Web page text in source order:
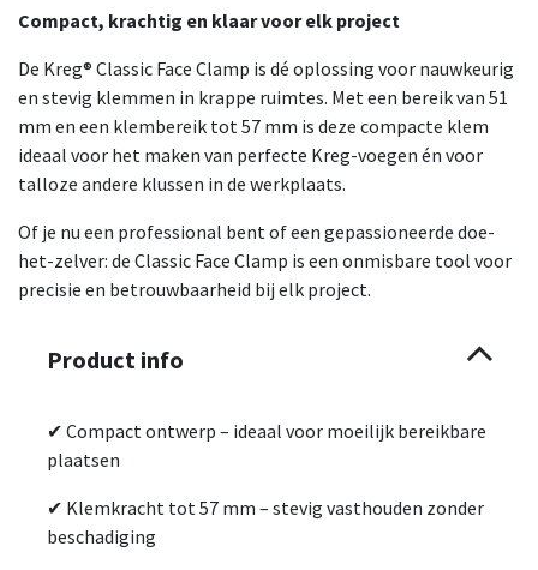
Compact, krachtig en klaar voor elk project
De Kreg® Classic Face Clamp is dé oplossing voor nauwkeurig
en stevig klemmen in krappe ruimtes. Met een bereik van 51
mm en een klembereik tot 57 mm is deze compacte klem
ideaal voor het maken van perfecte Kreg-voegen én voor
talloze andere klussen in de werkplaats.
Of je nu een professional bent of een gepassioneerde doe-
het-zelver: de Classic Face Clamp is een onmisbare tool voor
precisie en betrouwbaarheid bij elk project.
Product info
✔ Compact ontwerp – ideaal voor moeilijk bereikbare
plaatsen
✔ Klemkracht tot 57 mm – stevig vasthouden zonder
beschadiging